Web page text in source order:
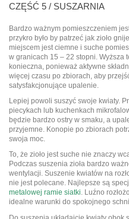
CZĘŚĆ 5 / SUSZARNIA
Bardzo ważnym pomieszczeniem
przykro było by patrzeć jak zioło
miejscem jest ciemne i suche
w granicach 15 – 22 stopni. Wyższa
konieczna, ponieważ aktywne
więcej czasu po zbiorach, aby
satysfakcjonujące upalenie.
Lepiej powoli suszyć swoje kwiaty.
piecykach lub kuchenkach
będzie bardzo ostry w smaku, a
przyjemne. Konopie po zbiorach
swoja moc.
To, że zioło jest suche nie znaczy
Podczas suszenia zioła bardzo
wentylacji. Suszenie kwiatów na
nie jest polecane. Najlepsze są
metalowej ramie siatki. Luźno
idealne warunki do spokojnego